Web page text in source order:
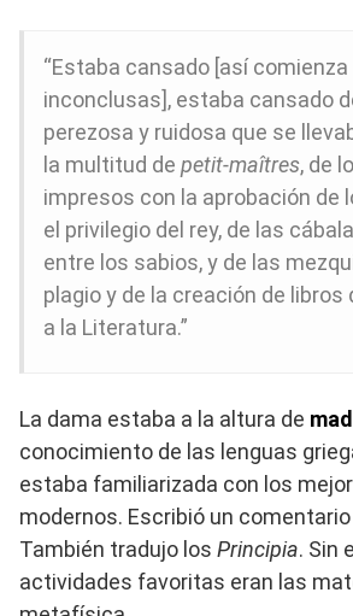
“Estaba cansado [así
inconclusas], estaba cansado
perezosa y ruidosa que se
la multitud de petit-maîtres, de
impresos con la aprobación de
el privilegio del rey, de las
entre los sabios, y de las
plagio y de la creación de libros
a la Literatura.”
La dama estaba a la altura de
conocimiento de las lenguas
estaba familiarizada con los
modernos. Escribió un
También tradujo los Principia. Sin
actividades favoritas eran las